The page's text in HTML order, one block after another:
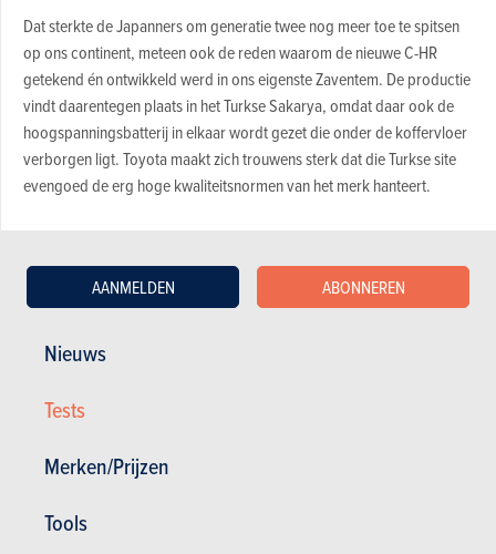
Nieuws
Tests
Merken/Prijzen
Tools
AANMELDEN ABONNEREN
Dat sterkte de Japanners om generatie twee nog meer toe te spitsen
op ons continent, meteen ook de reden waarom de nieuwe C-HR
getekend én ontwikkeld werd in ons eigenste Zaventem. De productie
vindt daarentegen plaats in het Turkse Sakarya, omdat daar ook de
hoogspanningsbatterij in elkaar wordt gezet die onder de koffervloer
verborgen ligt. Toyota maakt zich trouwens sterk dat die Turkse site
evengoed de erg hoge kwaliteits­normen van het merk hanteert.
Het minste wat je kunt zeggen, is dat deze tweede generatie C-HR
ze de compacte cross-over als niets minder dan een ‘conceptcar voor
dan zijn voorganger, maar doordat zijn vooroverhang 2,5 centimeter
auto die er evenwichtig en dynamisch uitziet, ongeacht de hoek van
ook achteraan zorgen leds – letterlijk – voor een streepje fantasie,